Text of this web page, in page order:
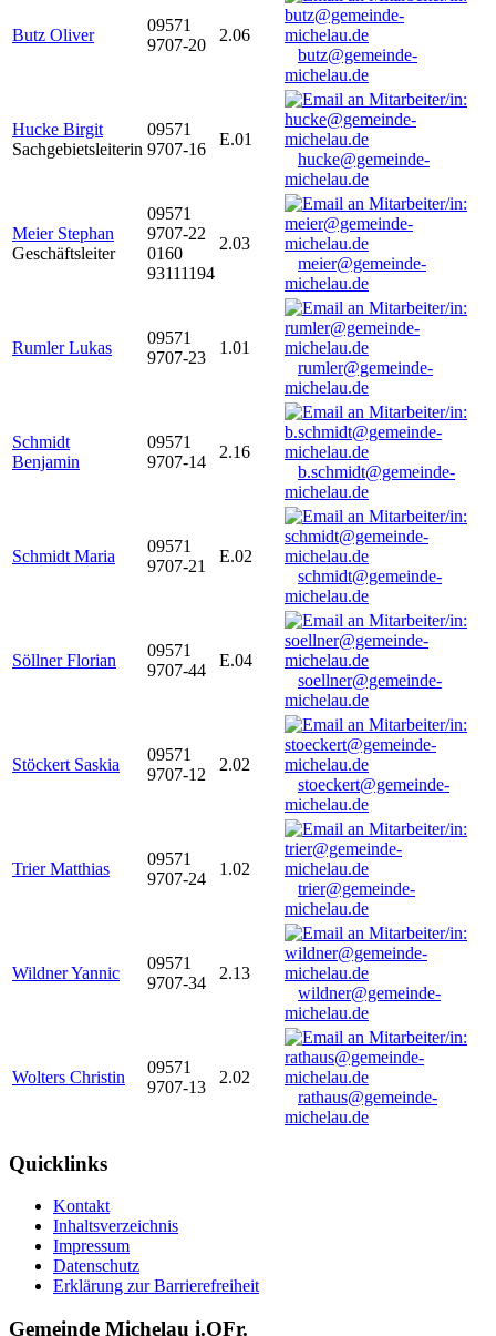
Butz Oliver
09571
9707-20
2.06
butz@gemeinde-
michelau.de
Hucke Birgit
Sachgebietsleiterin
09571
9707-16
E.01
hucke@gemeinde-
michelau.de
Meier Stephan
Geschäftsleiter
09571
9707-22
0160
93111194
2.03
meier@gemeinde-
michelau.de
Rumler Lukas
09571
9707-23
1.01
rumler@gemeinde-
michelau.de
Schmidt
Benjamin
09571
9707-14
2.16
b.schmidt@gemeinde-
michelau.de
Schmidt Maria
09571
9707-21
E.02
schmidt@gemeinde-
michelau.de
Söllner Florian
09571
9707-44
E.04
soellner@gemeinde-
michelau.de
Stöckert Saskia
09571
9707-12
2.02
stoeckert@gemeinde-
michelau.de
Trier Matthias
09571
9707-24
1.02
trier@gemeinde-
michelau.de
Wildner Yannic
09571
9707-34
2.13
wildner@gemeinde-
michelau.de
Wolters Christin
09571
9707-13
2.02
rathaus@gemeinde-
michelau.de
Quicklinks
Kontakt
Inhaltsverzeichnis
Impressum
Datenschutz
Erklärung zur Barrierefreiheit
Gemeinde Michelau i.OFr.